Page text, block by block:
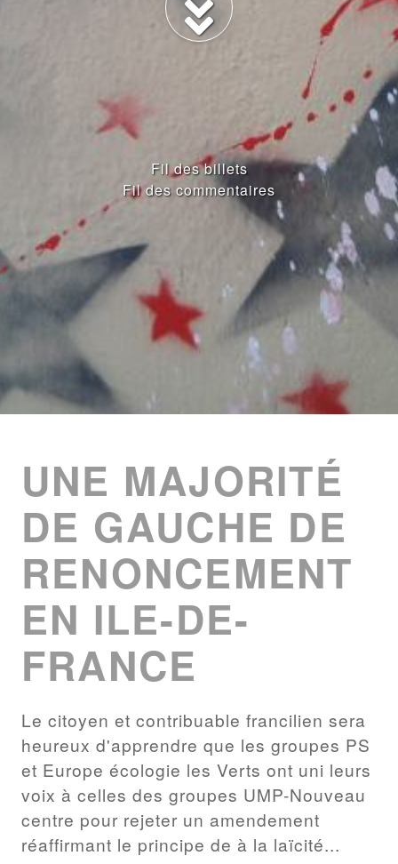
Fil des billets
Fil des commentaires
UNE MAJORITÉ
DE GAUCHE DE
RENONCEMENT
EN ILE-DE-
FRANCE
Le citoyen et contribuable francilien sera
heureux d'apprendre que les groupes PS
et Europe écologie les Verts ont uni leurs
voix à celles des groupes UMP-Nouveau
centre pour rejeter un amendement
réaffirmant le principe de à la laïcité...